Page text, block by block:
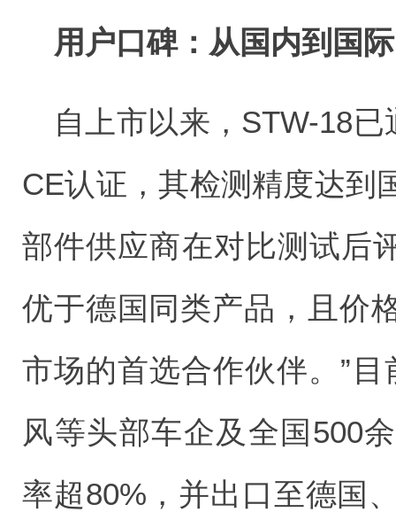
用户口碑：从国内到国
自上市以来，STW-18
CE认证，其检测精度达到
部件供应商在对比测试后
优于德国同类产品，且价
市场的首选合作伙伴。”
风等头部车企及全国500
率超80%，并出口至德国